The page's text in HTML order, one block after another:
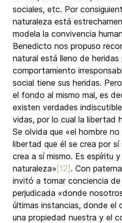
sociales, etc. Por
naturaleza está
modela la convivencia
Benedicto nos propuso
natural está lleno de
comportamiento
social tiene sus heridas.
el fondo al mismo mal, es
existen verdades
vidas, por lo cual la libertad
Se olvida que «el hombre
libertad que él se crea por
crea a sí mismo. Es espíritu
naturaleza» [12] . Con
invitó a tomar conciencia
perjudicada «donde
últimas instancias, donde el
una propiedad nuestra y el